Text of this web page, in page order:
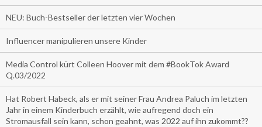
NEU: Buch-Bestseller der letzten vier Wochen
Influencer manipulieren unsere Kinder
Media Control kürt Colleen Hoover mit dem #BookTok Award
Q.03/2022
Hat Robert Habeck, als er mit seiner Frau Andrea Paluch im letzten
Jahr in einem Kinderbuch erzählt, wie aufregend doch ein
Stromausfall sein kann, schon geahnt, was 2022 auf ihn zukommt??